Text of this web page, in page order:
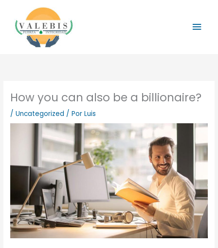
contenido
How you can also be a billionaire?
/Uncategorized / PorLuis